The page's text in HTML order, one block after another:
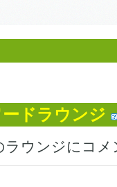
ードラウンジ
ラウンジにコ